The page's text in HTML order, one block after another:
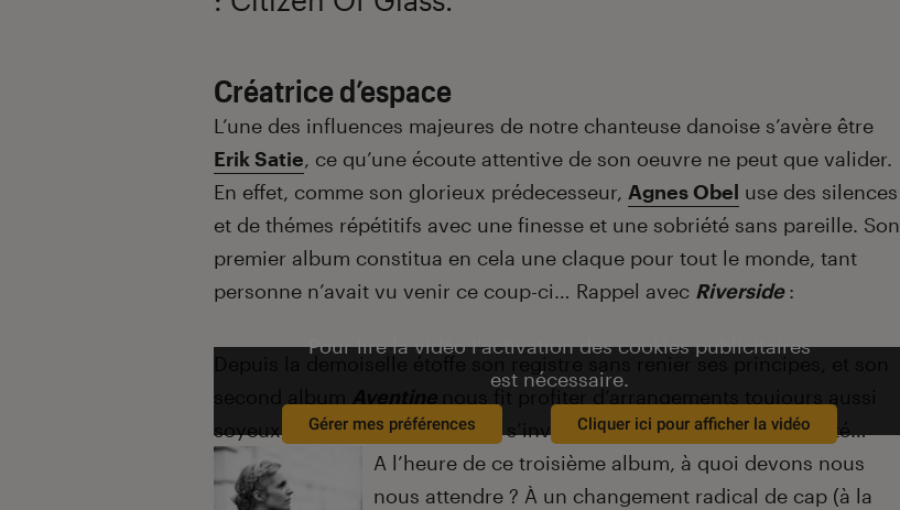
Créatrice d’espace
L’une des influences majeures de notre chanteuse danoise s’avère être
Erik Satie, ce qu’une écoute attentive de son oeuvre ne peut que valider.
En effet, comme son glorieux prédecesseur, Agnes Obel use des silences
et de thémes répétitifs avec une finesse et une sobriété sans pareille. Son
premier album constitua en cela une claque pour tout le monde, tant
personne n’avait vu venir ce coup-ci… Rappel avec Riverside :
Pour lire la vidéo l’activation des cookies publicitaires
est nécessaire.
Gérer mes préférences Cliquer ici pour afficher la vidéo
Depuis la demoiselle étoffe son registre sans renier ses principes, et son
soyeux, violons et violoncelles s’invitant avec beaucoup de subtilité…
A l’heure de ce troisième album, à quoi devons nous
nous attendre ? À un changement radical de cap (à la